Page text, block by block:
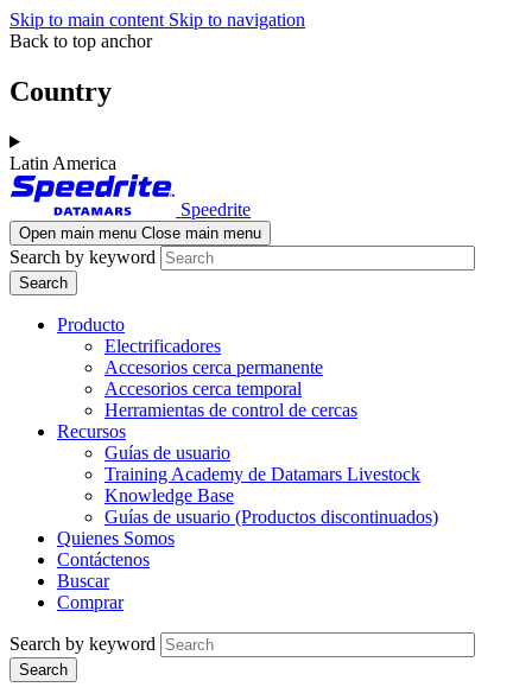
Skip to main content Skip to navigation
Back to top anchor
Country
Latin America
Speedrite
Open main menu Close main menu
Search by keyword
Producto
Electrificadores
Accesorios cerca permanente
Accesorios cerca temporal
Herramientas de control de cercas
Recursos
Guías de usuario
Training Academy de Datamars Livestock
Knowledge Base
Guías de usuario (Productos discontinuados)
Quienes Somos
Contáctenos
Buscar
Comprar
Search by keyword